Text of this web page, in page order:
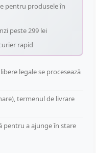
pentru produsele în
peste 299 lei
rapid
legale se procesează
termenul de livrare
pentru a ajunge în stare